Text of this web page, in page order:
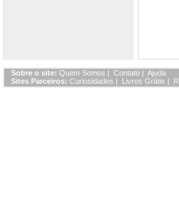
Sobre o site: Quem Somos | Contato | Ajuda
Sites Parceiros: Curiosidades | Livros Grátis |